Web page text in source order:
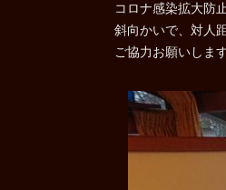
コロナ感染拡大防
斜向かいで、対人
ご協力お願いしま